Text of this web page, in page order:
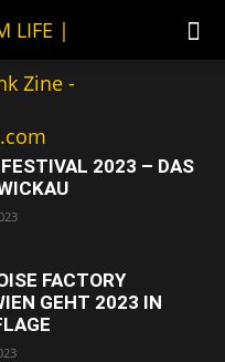
2023 – DAS
FACTORY
GEHT 2023 IN